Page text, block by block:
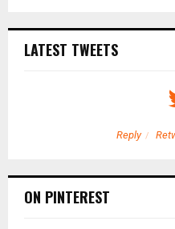
LATEST TWEETS
Reply
ON PINTEREST